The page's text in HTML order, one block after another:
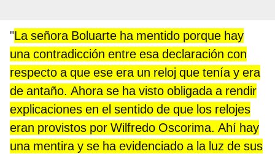
"La señora Boluarte ha mentido porque hay
una contradicción entre esa declaración con
respecto a que ese era un reloj que tenía y era
de antaño. Ahora se ha visto obligada a rendir
explicaciones en el sentido de que los relojes
eran provistos por Wilfredo Oscorima. Ahí hay
una mentira y se ha evidenciado a la luz de sus